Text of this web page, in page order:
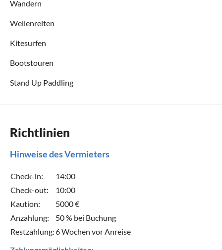
Wandern
Wellenreiten
Kitesurfen
Bootstouren
Stand Up Paddling
Richtlinien
Hinweise des Vermieters
Check-in:
14:00
Check-out:
10:00
Kaution:
5000 €
Anzahlung:
50 % bei Buchung
Restzahlung:6 Wochen vor Anreise